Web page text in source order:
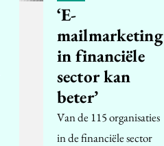
‘E-
mailmarketing
in financiële
sector kan
beter’
Van de 115 organisaties
in de financiële sector